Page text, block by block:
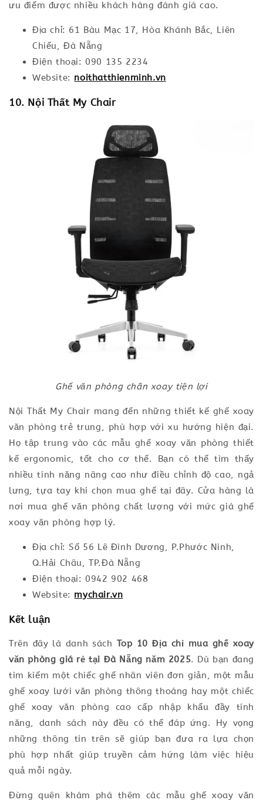
ưu điểm được nhiều khách hàng đánh giá cao.
Địa chỉ: 61 Bàu Mạc 17, Hòa Khánh Bắc, Liên
Chiểu, Đà Nẵng
Điện thoại: 090 135 2234
Website: noithatthienminh.vn
10. Nội Thất My Chair
Ghế văn phòng chân xoay tiện lợi
Nội Thất My Chair mang đến những thiết kế ghế xoay
văn phòng trẻ trung, phù hợp với xu hướng hiện đại.
Họ tập trung vào các mẫu ghế xoay văn phòng thiết
kế ergonomic, tốt cho cơ thể. Bạn có thể tìm thấy
nhiều tính năng nâng cao như điều chỉnh độ cao, ngả
lưng, tựa tay khi chọn mua ghế tại đây. Cửa hàng là
nơi mua ghế văn phòng chất lượng với mức giá ghế
xoay văn phòng hợp lý.
Địa chỉ: Số 56 Lê Đình Dương, P.Phước Ninh,
Q.Hải Châu, TP.Đà Nẵng
Điện thoại: 0942 902 468
Website: mychair.vn
Kết luận
Trên đây là danh sách Top 10 Địa chỉ mua ghế xoay
văn phòng giá rẻ tại Đà Nẵng năm 2025. Dù bạn đang
tìm kiếm một chiếc ghế nhân viên đơn giản, một mẫu
ghế xoay lưới văn phòng thông thoáng hay một chiếc
ghế xoay văn phòng cao cấp nhập khẩu đầy tính
năng, danh sách này đều có thể đáp ứng. Hy vọng
những thông tin trên sẽ giúp bạn đưa ra lựa chọn
phù hợp nhất giúp truyền cảm hứng làm việc hiệu
quả mỗi ngày.
Đừng quên khám phá thêm các mẫu ghế xoay văn